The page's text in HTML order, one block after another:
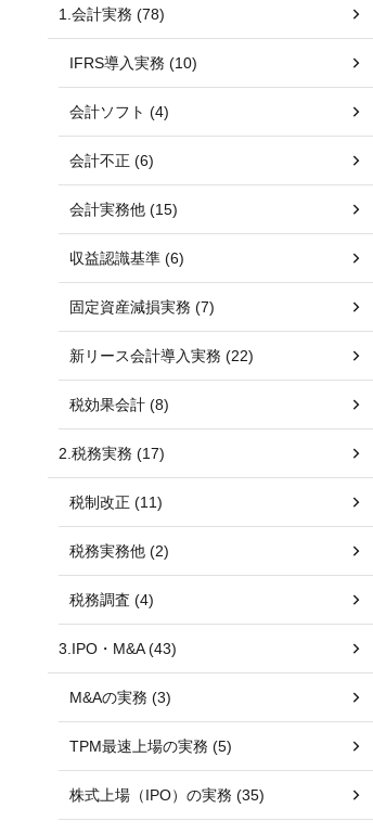
1.会計実務 (78)
IFRS導入実務 (10)
会計ソフト (4)
会計不正 (6)
会計実務他 (15)
収益認識基準 (6)
固定資産減損実務 (7)
新リース会計導入実務 (22)
税効果会計 (8)
2.税務実務 (17)
税制改正 (11)
税務実務他 (2)
税務調査 (4)
3.IPO・M&A (43)
M&Aの実務 (3)
TPM最速上場の実務 (5)
株式上場（IPO）の実務 (35)